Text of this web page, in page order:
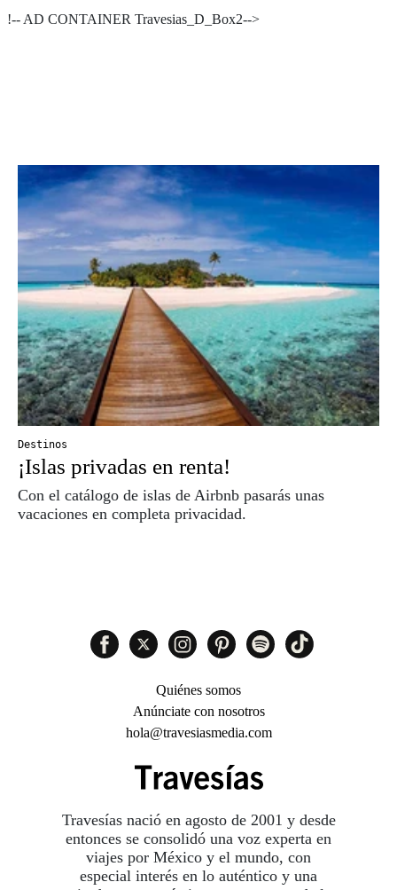
!-- AD CONTAINER Travesias_D_Box2-->
Destinos
¡Islas privadas en renta!
Con el catálogo de islas de Airbnb pasarás unas
vacaciones en completa privacidad.
Travesías nació en agosto de 2001 y desde
entonces se consolidó una voz experta en
viajes por México y el mundo, con
especial interés en lo auténtico y una
Quiénes somos
Anúnciate con nosotros
hola@travesiasmedia.com